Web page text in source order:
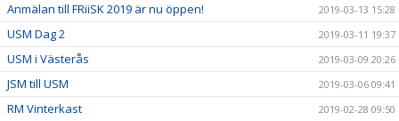
Anmälan till FRiiSK 2019 är nu öppen! 2019-03-13 15:28
USM Dag 2 2019-03-11 19:37
USM i Västerås 2019-03-09 20:26
JSM till USM 2019-03-06 09:41
RM Vinterkast 2019-02-28 09:50